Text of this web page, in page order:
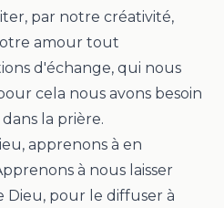
par notre créativité,
amour tout
d'échange, qui nous
cela nous avons besoin
la prière.
apprenons à en
à nous laisser
Dieu, pour le diffuser à